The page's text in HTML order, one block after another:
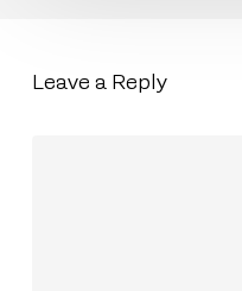
Leave a Reply